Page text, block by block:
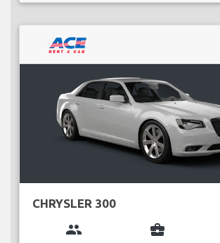
CHRYSLER 300
group business_center